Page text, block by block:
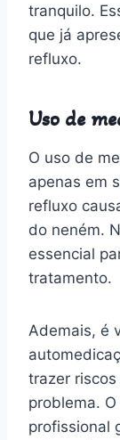
tranquilo.
que já
refluxo.
Uso de
O uso de
apenas em
refluxo
do neném.
essencial
tratamento.
Ademais, é
trazer
problema.
profissional